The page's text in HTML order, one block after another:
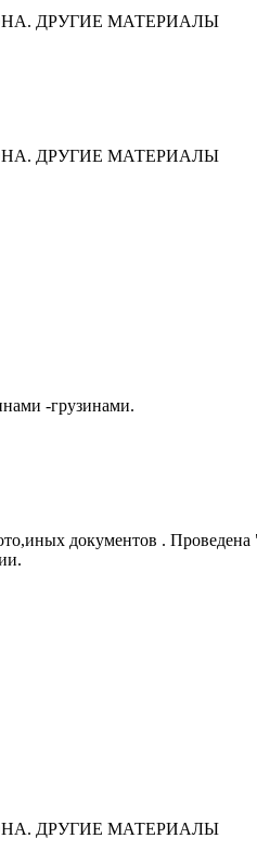
ДРУГИЕ МАТЕРИАЛЫ
ДРУГИЕ МАТЕРИАЛЫ
-грузинами.
документов .
ДРУГИЕ МАТЕРИАЛЫ